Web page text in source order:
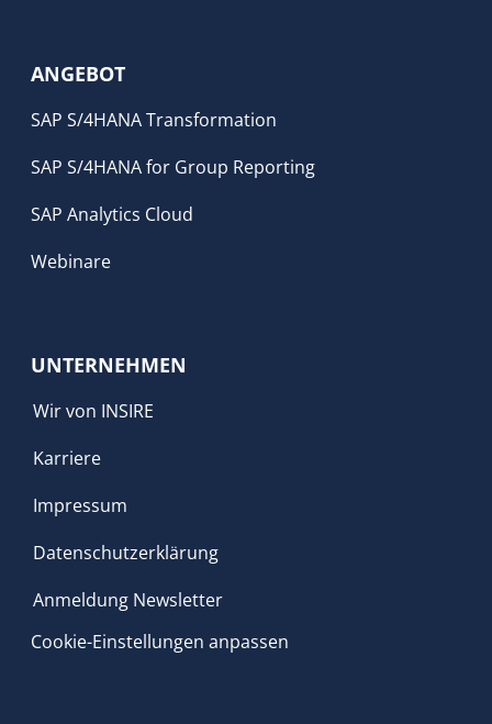
ANGEBOT
SAP S/4HANA Transformation
SAP S/4HANA for Group Reporting
SAP Analytics Cloud
Webinare
UNTERNEHMEN
Wir von INSIRE
Karriere
Impressum
Datenschutzerklärung
Anmeldung Newsletter
Cookie-Einstellungen anpassen